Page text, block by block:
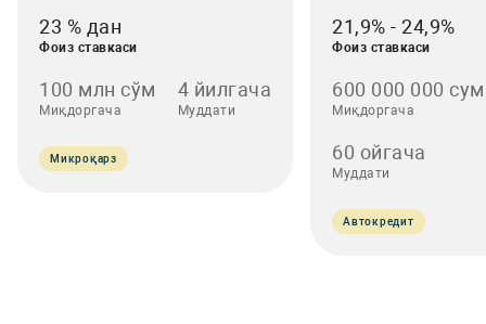
23 % дан
Фоиз ставкаси
100 млн сўм
Миқдоргача
4 йилгача
Муддати
Микроқарз
21,9% - 24,9%
Фоиз ставкаси
600 000 000 сум
Миқдоргача
60 ойгача
Муддати
Автокредит